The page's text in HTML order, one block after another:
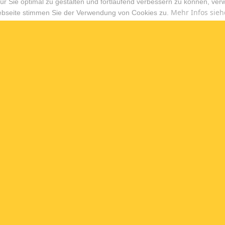
stimmen Sie der Verwendung von Cookies zu. Mehr Infos